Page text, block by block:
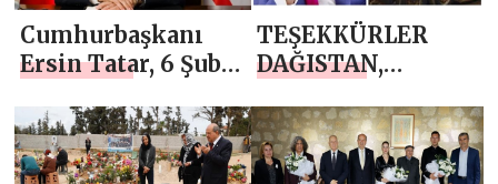
Cumhurbaşkanı
Ersin Tatar, 6 Şubat
meydana gelen
deprem felaketi ile
TEŞEKKÜRLER
DAĞISTAN,
RİZVAN
KURBANOV